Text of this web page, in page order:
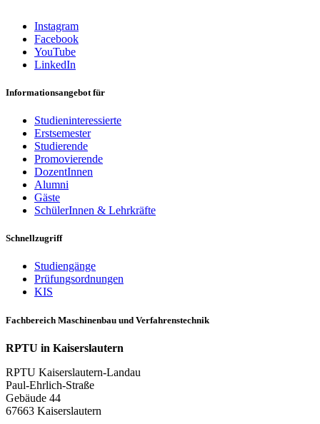
Instagram
Facebook
YouTube
LinkedIn
Informationsangebot für
Studieninteressierte
Erstsemester
Studierende
Promovierende
DozentInnen
Alumni
Gäste
SchülerInnen & Lehrkräfte
Schnellzugriff
Studiengänge
Prüfungsordnungen
KIS
Fachbereich Maschinenbau und Verfahrenstechnik
RPTU in Kaiserslautern
RPTU Kaiserslautern-Landau
Paul-Ehrlich-Straße
Gebäude 44
67663 Kaiserslautern